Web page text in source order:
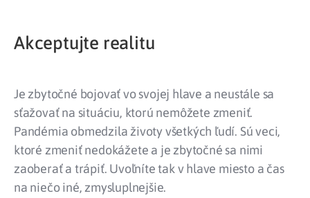
Akceptujte realitu
Je zbytočné bojovať vo svojej hlave a neustále sa
sťažovať na situáciu, ktorú nemôžete zmeniť.
Pandémia obmedzila životy všetkých ľudí. Sú veci,
ktoré zmeniť nedokážete a je zbytočné sa nimi
zaoberať a trápiť. Uvoľníte tak v hlave miesto a čas
na niečo iné, zmysluplnejšie.